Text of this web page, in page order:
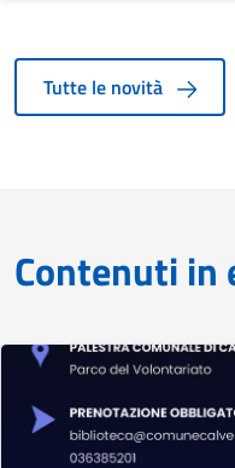
Tutte le novità
Contenuti in